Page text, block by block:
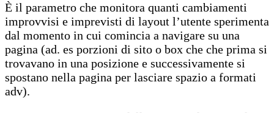
È il parametro che monitora quanti cambiamenti
improvvisi e imprevisti di layout l’utente sperimenta
dal momento in cui comincia a navigare su una
pagina (ad. es porzioni di sito o box che che prima si
trovavano in una posizione e successivamente si
spostano nella pagina per lasciare spazio a formati
adv).